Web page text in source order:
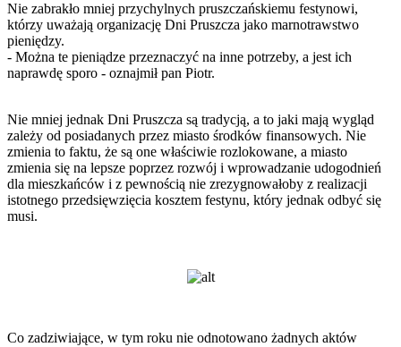
Nie zabrakło mniej przychylnych pruszczańskiemu festynowi,
którzy uważają organizację Dni Pruszcza jako marnotrawstwo
pieniędzy.
- Można te pieniądze przeznaczyć na inne potrzeby, a jest ich
naprawdę sporo - oznajmił pan Piotr.
Nie mniej jednak Dni Pruszcza są tradycją, a to jaki mają wygląd
zależy od posiadanych przez miasto środków finansowych. Nie
zmienia to faktu, że są one właściwie rozlokowane, a miasto
zmienia się na lepsze poprzez rozwój i wprowadzanie udogodnień
dla mieszkańców i z pewnością nie zrezygnowałoby z realizacji
istotnego przedsięwzięcia kosztem festynu, który jednak odbyć się
musi.
Co zadziwiające, w tym roku nie odnotowano żadnych aktów